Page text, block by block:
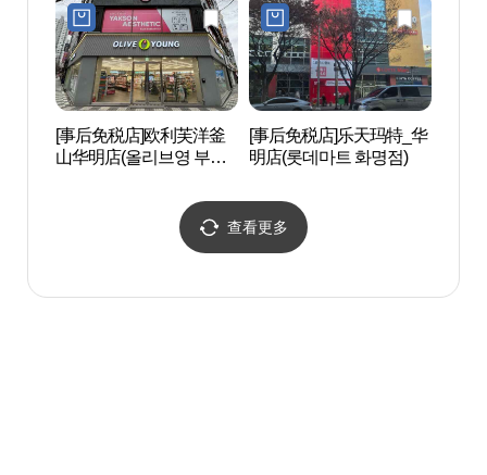
[事后免税店]欧利芙洋釜
山华明店(올리브영 부산
[事后免税店]乐天玛特_华
明店(롯데마트 화명점)
查看更多